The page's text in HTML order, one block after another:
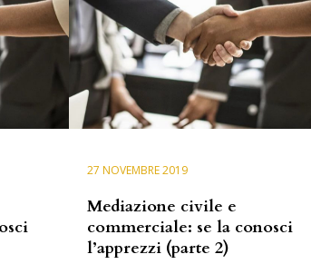
27 NOVEMBRE 2019
Mediazione civile e
commerciale: se la conosci
l’apprezzi (parte 2)